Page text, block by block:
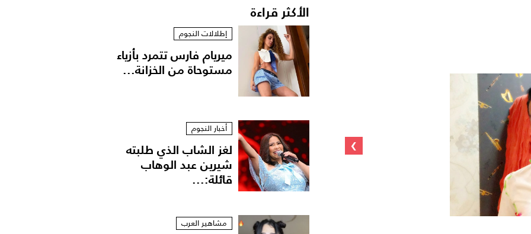
›
الأكثر قراءة
إطلالات النجوم
ميريام فارس تتمرد بأزياء
مستوحاة من الخزانة...
أخبار النجوم
لغز الشاب الذي طلبته
شيرين عبد الوهاب
قائلة:...
مشاهير العرب